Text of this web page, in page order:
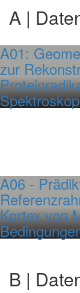
A |
A01:
zur
A06 -
Kortex von
B |